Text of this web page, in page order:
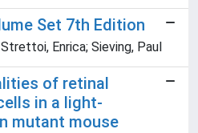
Set 7th Edition
Enrica; Sieving, Paul
of retinal
in a light-
mutant mouse